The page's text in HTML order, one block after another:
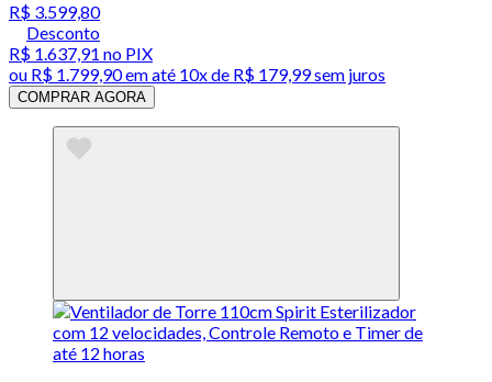
R$ 3.599,80
Desconto
R$ 1.637,91 no PIX
ou R$ 1.799,90em até 10x de R$ 179,99 sem juros
COMPRAR AGORA